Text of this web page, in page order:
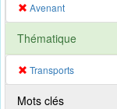
Avenant
Thématique
Transports
Mots clés